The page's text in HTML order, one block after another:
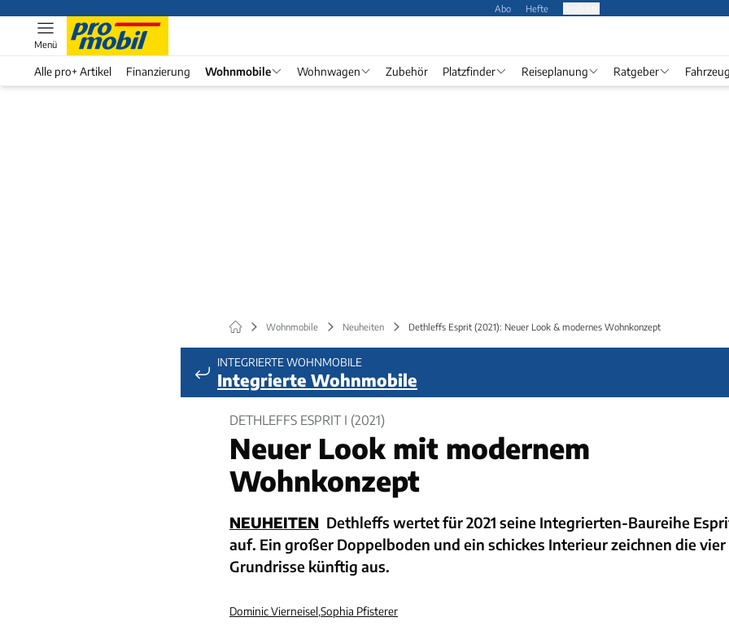
Abo Hefte
Menü
Alle pro+ Artikel Finanzierung Wohnmobile Wohnwagen Zubehör Platzfinder Reiseplanung Ratgeber
Wohnmobile Neuheiten Dethleffs Esprit (2021): Neuer Look & modernes Wohnkonzept
INTEGRIERTE WOHNMOBILE
Integrierte Wohnmobile
DETHLEFFS ESPRIT I (2021)
Neuer Look mit modernem
Wohnkonzept
NEUHEITEN Dethleffs wertet für 2021 seine Integrierten-Baureihe
auf. Ein großer Doppelboden und ein schickes Interieur zeichnen die vier
Grundrisse künftig aus.
Dominic Vierneisel,Sophia Pfisterer